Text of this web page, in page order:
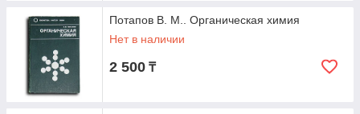
Потапов В. М.. Органическая химия
Нет в наличии
2 500 ₸